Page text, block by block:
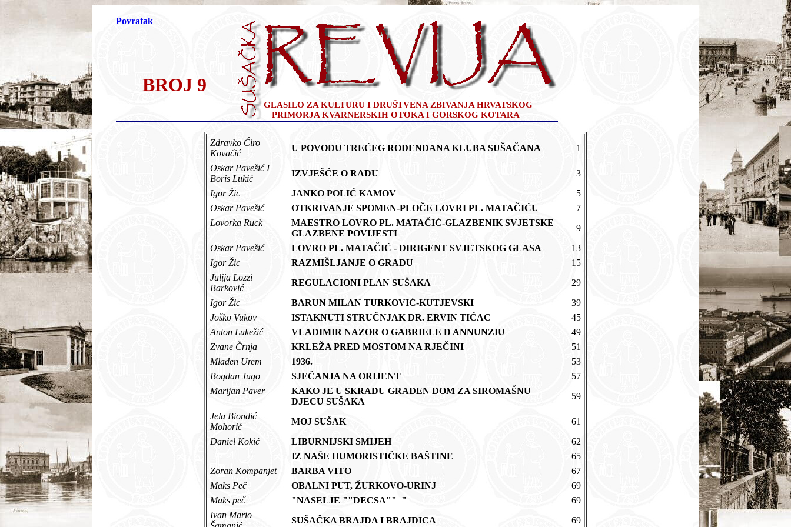
Povratak
GLASILO ZA KULTURU I DRUŠTVENA ZBIVANJA HRVATSKOG
PRIMORJA KVARNERSKIH OTOKA I GORSKOG KOTARA
BROJ 9
Zdravko Ćiro
Kovačić
U POVODU TREĆEG ROĐENDANA KLUBA SUŠAČANA
1
Oskar Pavešić I
Boris Lukić
IZVJEŠĆE O RADU
3
Igor Žic
JANKO POLIĆ KAMOV
5
Oskar Pavešić
OTKRIVANJE SPOMEN-PLOČE LOVRI PL. MATAČIĆU
7
Lovorka Ruck
MAESTRO LOVRO PL. MATAČIĆ-GLAZBENIK SVJETSKE
GLAZBENE POVIJESTI
9
Oskar Pavešić
LOVRO PL. MATAČIĆ - DIRIGENT SVJETSKOG GLASA
13
Igor Žic
RAZMIŠLJANJE O GRADU
15
Julija Lozzi
Barković
REGULACIONI PLAN SUŠAKA
29
Igor Žic
BARUN MILAN TURKOVIĆ-KUTJEVSKI
39
Joško Vukov
ISTAKNUTI STRUČNJAK DR. ERVIN TIĆAC
45
Anton Lukežić
VLADIMIR NAZOR O GABRIELE D ANNUNZIU
49
Zvane Črnja
KRLEŽA PRED MOSTOM NA RJEČINI
51
Mladen Urem
1936.
53
Bogdan Jugo
SJEČANJA NA ORIJENT
57
Marijan Paver
KAKO JE U SKRADU GRAĐEN DOM ZA SIROMAŠNU
DJECU SUŠAKA
59
Jela Biondić
Mohorić
MOJ SUŠAK
61
Daniel Kokić
LIBURNIJSKI SMIJEH
62
IZ NAŠE HUMORISTIČKE BAŠTINE
65
Zoran Kompanjet
BARBA VITO
67
Maks Peč
OBALNI PUT, ŽURKOVO-URINJ
69
Maks peč
"NASELJE ""DECSA"" "
69
Ivan Mario
SUŠAČKA BRAJDA I BRAJDICA 69